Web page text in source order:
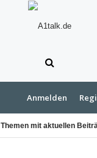
Themen mit aktuellen
Anmelden